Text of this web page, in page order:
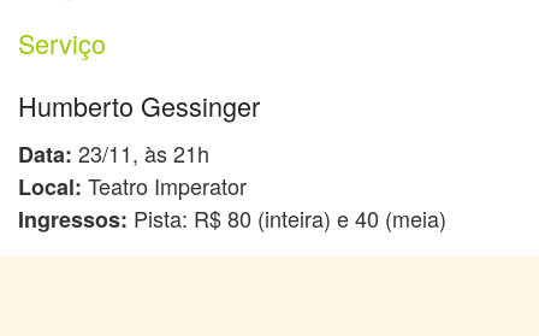
Serviço
Humberto Gessinger
Data: 23/11, às 21h
Local: Teatro Imperator
Ingressos: Pista: R$ 80 (inteira) e 40 (meia)